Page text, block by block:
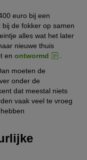
euro bij een
de fokker op samen
alles wat het later
nieuwe thuis
en ontwormd
moeten de
onder de
dat meestal niets
vaak veel te vroeg